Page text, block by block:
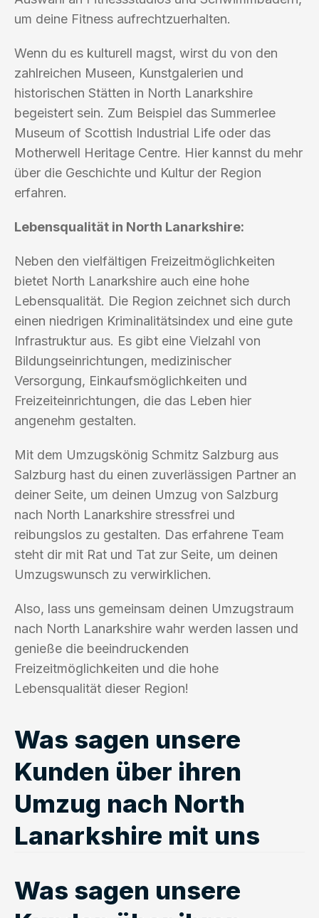
um deine Fitness aufrechtzuerhalten.
Wenn du es kulturell magst, wirst du von den
zahlreichen Museen, Kunstgalerien und
historischen Stätten in North Lanarkshire
begeistert sein. Zum Beispiel das Summerlee
Museum of Scottish Industrial Life oder das
Motherwell Heritage Centre. Hier kannst du mehr
über die Geschichte und Kultur der Region
erfahren.
Lebensqualität in North Lanarkshire:
Neben den vielfältigen Freizeitmöglichkeiten
bietet North Lanarkshire auch eine hohe
Lebensqualität. Die Region zeichnet sich durch
einen niedrigen Kriminalitätsindex und eine gute
Infrastruktur aus. Es gibt eine Vielzahl von
Bildungseinrichtungen, medizinischer
Versorgung, Einkaufsmöglichkeiten und
Freizeiteinrichtungen, die das Leben hier
angenehm gestalten.
Mit dem Umzugskönig Schmitz Salzburg aus
Salzburg hast du einen zuverlässigen Partner an
deiner Seite, um deinen Umzug von Salzburg
nach North Lanarkshire stressfrei und
reibungslos zu gestalten. Das erfahrene Team
steht dir mit Rat und Tat zur Seite, um deinen
Umzugswunsch zu verwirklichen.
Also, lass uns gemeinsam deinen Umzugstraum
nach North Lanarkshire wahr werden lassen und
genieße die beeindruckenden
Freizeitmöglichkeiten und die hohe
Lebensqualität dieser Region!
Was sagen unsere
Kunden über ihren
Umzug nach North
Lanarkshire mit uns
Was sagen unsere